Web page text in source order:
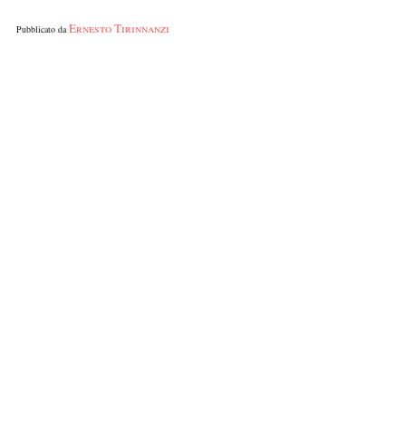
Pubblicato daErnesto Tirinnanzi